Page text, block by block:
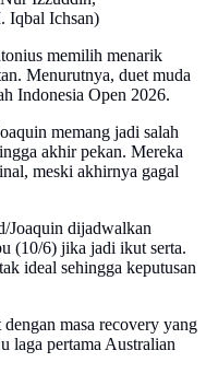
Iqbal Ichsan)
memilih menarik
Menurutnya, duet muda
Indonesia Open 2026.
memang jadi salah
akhir pekan. Mereka
meski akhirnya gagal
Joaquin dijadwalkan
(10/6) jika jadi ikut serta.
ideal sehingga keputusan
masa recovery yang
laga pertama Australian